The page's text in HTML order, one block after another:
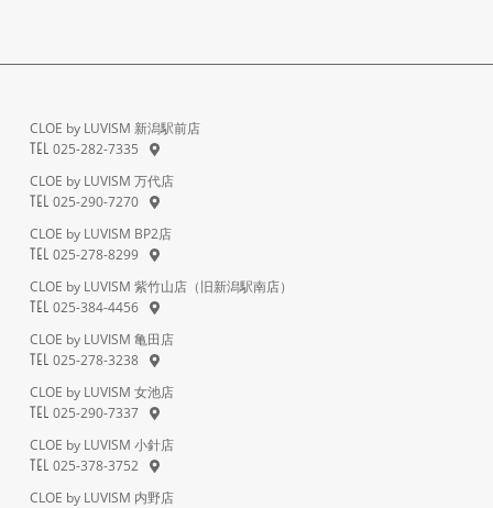
CLOE by LUVISM 新潟駅前店
TEL
025-282-7335
CLOE by LUVISM 万代店
TEL
025-290-7270
CLOE by LUVISM BP2店
TEL
025-278-8299
CLOE by LUVISM 紫竹山店（旧新潟駅南店）
TEL
025-384-4456
CLOE by LUVISM 亀田店
TEL
025-278-3238
CLOE by LUVISM 女池店
TEL
025-290-7337
CLOE by LUVISM 小針店
TEL
025-378-3752
CLOE by LUVISM 内野店